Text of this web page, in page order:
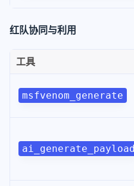
红队协同与利用
工具
msfvenom_generate
ai_generate_payload